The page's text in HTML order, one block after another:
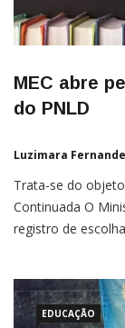
MEC abre
do PNLD
Luzimara
Trata-se do
Continuada O
registro de
gestoras das
EDUCAÇÃO